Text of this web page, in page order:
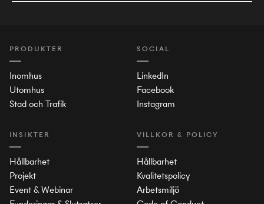
PRODUKTER
Inomhus
Utomhus
Stad och Trafik
INSIKTER
Hållbarhet
Projekt
Event & Webinar
SOCIAL
LinkedIn
Facebook
Instagram
VILLKOR & POLICY
Hållbarhet
Kvalitetspolicy
Arbetsmiljö